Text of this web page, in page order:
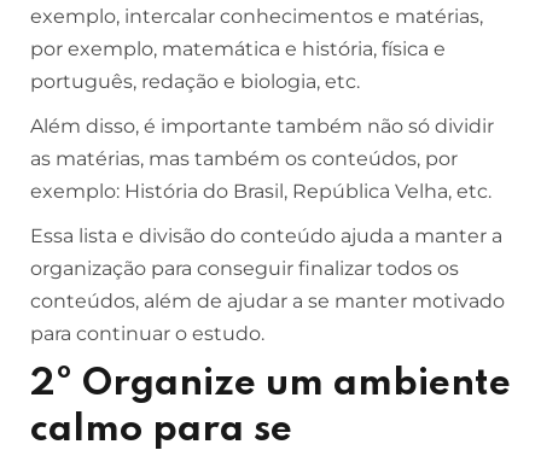
exemplo, intercalar conhecimentos e matérias,
por exemplo, matemática e história, física e
português, redação e biologia, etc.
Além disso, é importante também não só dividir
as matérias, mas também os conteúdos, por
exemplo: História do Brasil, República Velha, etc.
Essa lista e divisão do conteúdo ajuda a manter a
organização para conseguir finalizar todos os
conteúdos, além de ajudar a se manter motivado
para continuar o estudo.
2º Organize um ambiente
calmo para se